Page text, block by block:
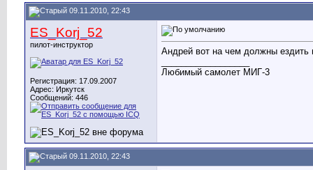
09.11.2010, 22:43
ES_Korj_52
пилот-инструктор
Регистрация: 17.09.2007
Адрес: Иркутск
Сообщений: 446
Андрей вот на чем должны ездить
Любимый самолет МИГ-3
09.11.2010, 22:43